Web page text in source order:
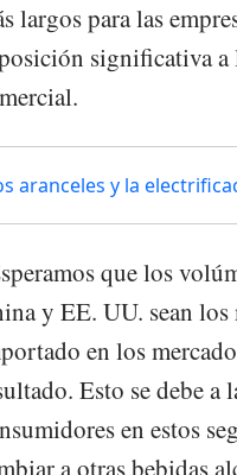
largos para las
significativa a
aranceles y la
que los
y EE. UU. sean los
en los
Esto se debe
en estos
a otras bebidas